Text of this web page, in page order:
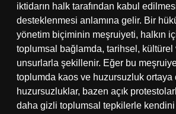
iktidarın halk tarafından kabul
desteklenmesi anlamına gelir. Bir
yönetim biçiminin meşruiyeti, halkın
toplumsal bağlamda, tarihsel, kültürel
unsurlarla şekillenir. Eğer bu
toplumda kaos ve huzursuzluk ortaya
huzursuzluklar, bazen açık
daha gizli toplumsal tepkilerle kendini